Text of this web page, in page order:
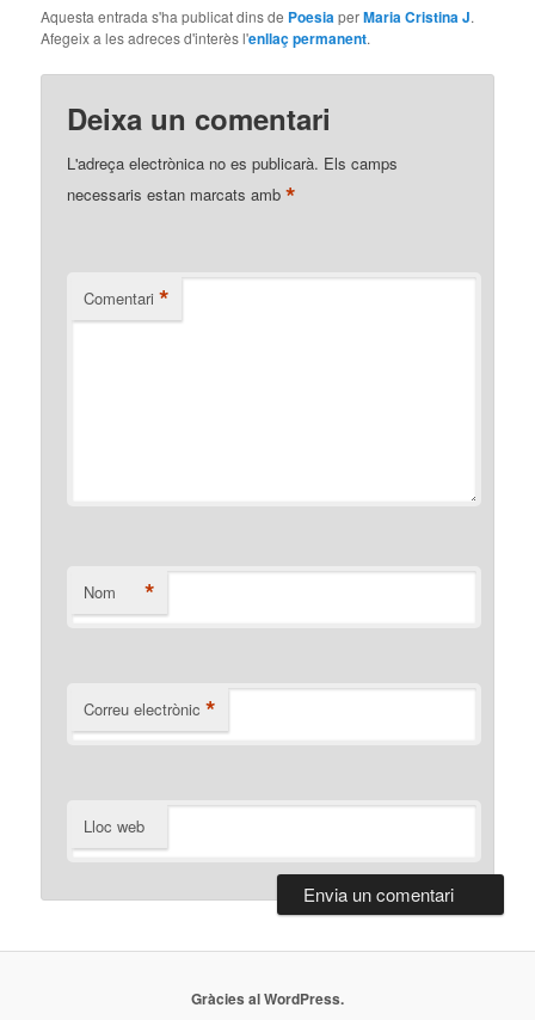
Aquesta entrada s'ha publicat dins de Poesia perMaria Cristina J.
Afegeix a les adreces d'interès l'enllaç permanent.
Deixa un comentari
L'adreça electrònica no es publicarà. Els camps
necessaris estan marcats amb*
Comentari *
Nom *
Correu electrònic *
Lloc web
Gràcies al WordPress.